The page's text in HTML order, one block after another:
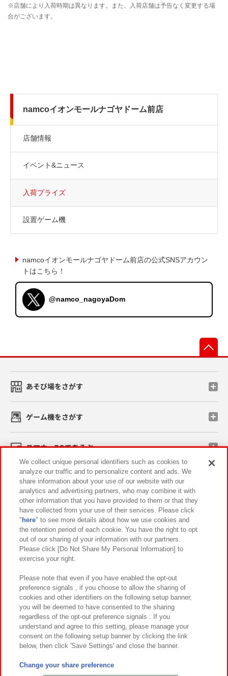
namcoイオンモールナゴヤドーム前店
店舗情報
イベント&ニュース
入荷プライズ
設置ゲーム機
namcoイオンモールナゴヤドーム前店の公式SNSアカウン
トはこちら！
@namco_nagoyaDom
あそび場をさがす
ゲーム機をさがす
スマホ・PCであそぶ
イベント・キャンペーン
関連会社 サステナビリティ サイトポリシー
プライバシーポリシー ウェブアクセシビリティ方針と検証結果
お取引先さまとともに
カスタマーハラスメント対応方針 よくあるご質問・お問い合わせ
©Bandai Namco Amusement Inc.
©Bandai Namco Amusement Lab Inc.
We collect unique personal identifiers such as cookies to
analyze our traffic and to personalize content and ads. We
share information about your use of our website with our
analytics and advertising partners, who may combine it with
other information that you have provided to them or that they
have collected from your use of their services. Please click
" here" to see more details about how we use cookies and
the retention period of each cookie. You have the right to opt
out of our sharing of your information with our partners.
Please click [Do Not Share My Personal Information] to
exercise your right.
Please note that even if you have enabled the opt-out
preference signals , if you choose to allow the sharing of
cookies and other identifiers on the following setup banner,
you will be deemed to have consented to the sharing
regardless of the opt-out preference signals . If you
understand and agree to this setting, please manage your
consent on the following setup banner by clicking the link
below, then click 'Save Settings' and close the banner.
Change your share preference